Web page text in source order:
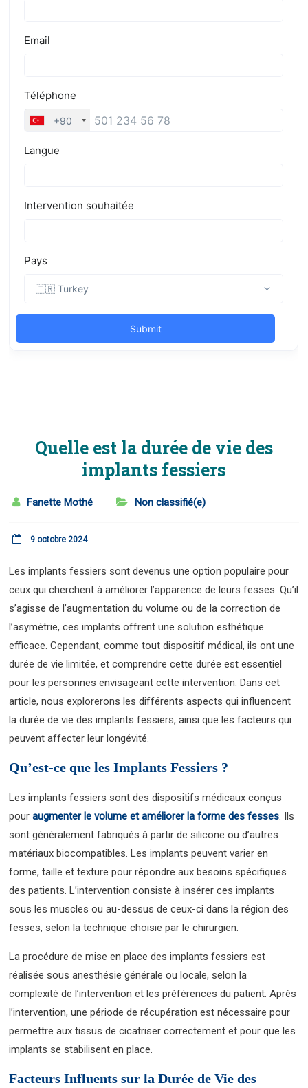
Quelle est la durée de vie des
implants fessiers
Fanette Mothé Non classifié(e)
9 octobre 2024
Les implants fessiers sont devenus une option populaire pour
ceux qui cherchent à améliorer l’apparence de leurs fesses. Qu’il
s’agisse de l’augmentation du volume ou de la correction de
l’asymétrie, ces implants offrent une solution esthétique
efficace. Cependant, comme tout dispositif médical, ils ont une
durée de vie limitée, et comprendre cette durée est essentiel
pour les personnes envisageant cette intervention. Dans cet
article, nous explorerons les différents aspects qui influencent
la durée de vie des implants fessiers, ainsi que les facteurs qui
peuvent affecter leur longévité.
Qu’est-ce que les Implants Fessiers ?
Les implants fessiers sont des dispositifs médicaux conçus
pouraugmenter le volume et améliorer la forme des fesses. Ils
sont généralement fabriqués à partir de silicone ou d’autres
matériaux biocompatibles. Les implants peuvent varier en
forme, taille et texture pour répondre aux besoins spécifiques
des patients. L’intervention consiste à insérer ces implants
sous les muscles ou au-dessus de ceux-ci dans la région des
fesses, selon la technique choisie par le chirurgien.
La procédure de mise en place des implants fessiers est
réalisée sous anesthésie générale ou locale, selon la
complexité de l’intervention et les préférences du patient. Après
l’intervention, une période de récupération est nécessaire pour
permettre aux tissus de cicatriser correctement et pour que les
implants se stabilisent en place.
Facteurs Influents sur la Durée de Vie des